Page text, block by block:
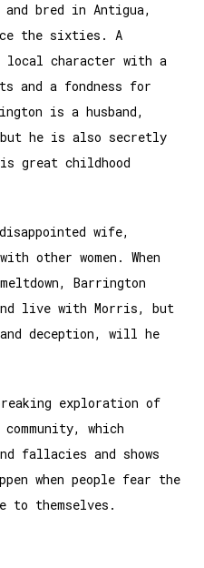
bred in Antigua,
the sixties. A
local character with a
and a fondness for
is a husband,
he is also secretly
great childhood
wife,
other women. When
Barrington
live with Morris, but
deception, will he
exploration of
which
fallacies and shows
when people fear the
to themselves.